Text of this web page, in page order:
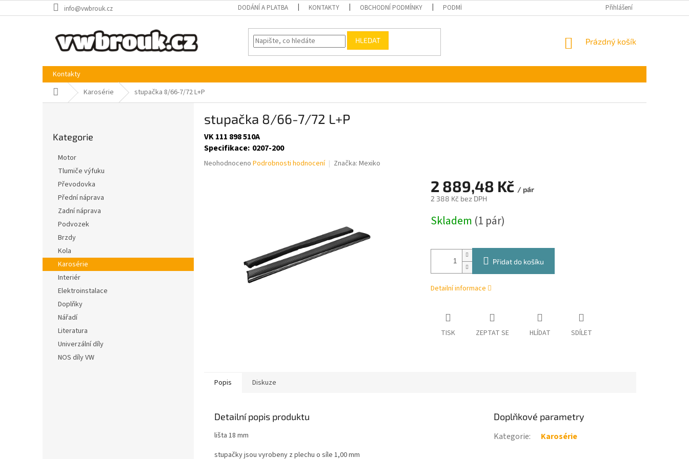
na
info@vwbrouk.cz DODÁNÍ A PLATBA KONTAKTY OBCHODNÍ PODMÍNKY PODMÍNKY OCHRANY OSOBNÍCH ÚDAJŮ Přihlášení
HLEDAT
NÁKUPNÍ
Prázdný košík
Kontakty
Domů Karosérie stupačka 8/66-7/72 L+P
l
kategorie
Kategorie
Motor
Tlumiče výfuku
Převodovka
Přední náprava
Zadní náprava
Podvozek
Brzdy
Kola
Karosérie
Interiér
Elektroinstalace
Doplňky
Nářadí
Literatura
Univerzální díly
NOS díly VW
stupačka 8/66-7/72 L+P
VK 111 898 510A
Specifikace: 0207-200
Průměrné
Neohodnoceno Podrobnosti hodnocení Značka: Mexiko
2 889,48 Kč / pár
2 388 Kč bez DPH
cena:
Skladem (1 pár)
Přidat do košíku
Detailní informace
TISK ZEPTAT SE HLÍDAT SDÍLET
Popis Diskuze
Detailní popis produktu
lišta 18 mm
stupačky jsou vyrobeny z plechu o síle 1,00 mm
Doplňkové parametry
Kategorie: Karosérie